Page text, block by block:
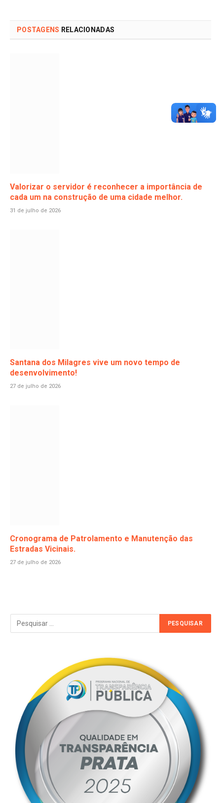
POSTAGENS RELACIONADAS
Valorizar o servidor é reconhecer a importância de
cada um na construção de uma cidade melhor.
31 de julho de 2026
Santana dos Milagres vive um novo tempo de
desenvolvimento!
27 de julho de 2026
Cronograma de Patrolamento e Manutenção das
Estradas Vicinais.
27 de julho de 2026